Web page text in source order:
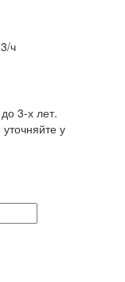
ч
3-х лет.
у